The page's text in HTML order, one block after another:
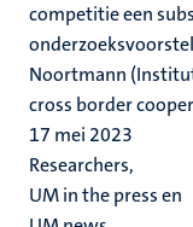
competitie een
Noortmann
cross border
17 mei 2023
Researchers,
UM in the press en